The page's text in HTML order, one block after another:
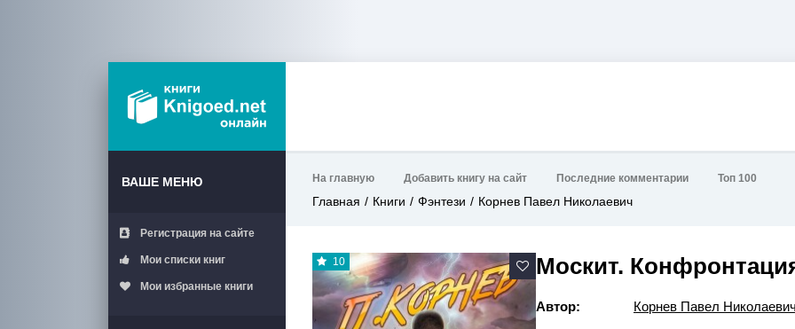
ВАШЕ МЕНЮ
Регистрация на сайте
Мои списки книг
Мои избранные книги
На главную Добавить книгу на сайт Последние комментарии Топ 100
Главная Книги Фэнтези Корнев Павел Николаевич
10 Москит.
Автор: Корнев Павел Николаевич